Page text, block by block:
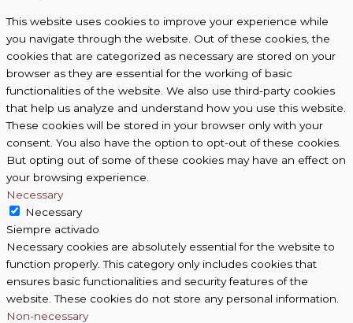
This website uses cookies to improve your experience while
you navigate through the website. Out of these cookies, the
cookies that are categorized as necessary are stored on your
browser as they are essential for the working of basic
functionalities of the website. We also use third-party cookies
that help us analyze and understand how you use this website.
These cookies will be stored in your browser only with your
consent. You also have the option to opt-out of these cookies.
But opting out of some of these cookies may have an effect on
your browsing experience.
Necessary
Necessary
Siempre activado
Necessary cookies are absolutely essential for the website to
function properly. This category only includes cookies that
ensures basic functionalities and security features of the
website. These cookies do not store any personal information.
Non-necessary